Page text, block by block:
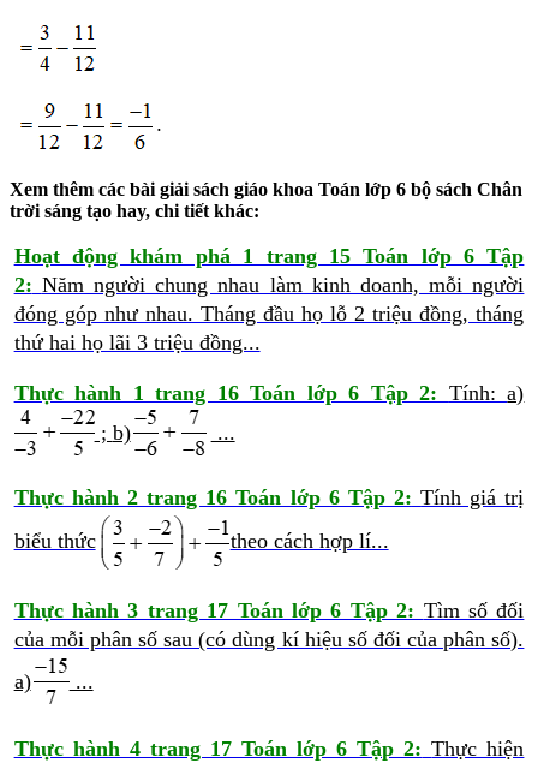
Xem thêm các bài giải sách giáo khoa Toán lớp 6 bộ sách Chân
trời sáng tạo hay, chi tiết khác:
Hoạt động khám phá 1 trang 15 Toán lớp 6 Tập
2: Năm người chung nhau làm kinh doanh, mỗi người
đóng góp như nhau. Tháng đầu họ lỗ 2 triệu đồng, tháng
thứ hai họ lãi 3 triệu đồng...
Thực hành 1 trang 16 Toán lớp 6 Tập 2: Tính:a)
; b) ...
Thực hành 2 trang 16 Toán lớp 6 Tập 2: Tính giá trị
biểu thức
theo cách hợp lí...
Thực hành 3 trang 17 Toán lớp 6 Tập 2: Tìm số đối
của mỗi phân số sau (có dùng kí hiệu số đối của phân số).
a)
...
Thực hành 4 trang 17 Toán lớp 6 Tập 2: Thực hiện